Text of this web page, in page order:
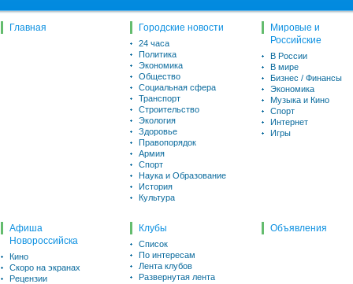
Главная Городские новости
24 часа
Политика
Экономика
Общество
Социальная сфера
Транспорт
Строительство
Экология
Здоровье
Правопорядок
Армия
Спорт
Наука и Образование
История
Культура
Мировые и
Российские
В России
В мире
Бизнес / Финансы
Экономика
Музыка и Кино
Спорт
Интернет
Игры
Афиша
Новороссийска
Кино
Скоро на экранах
Рецензии
Клубы
Список
По интересам
Лента клубов
Развернутая лента
Объявления